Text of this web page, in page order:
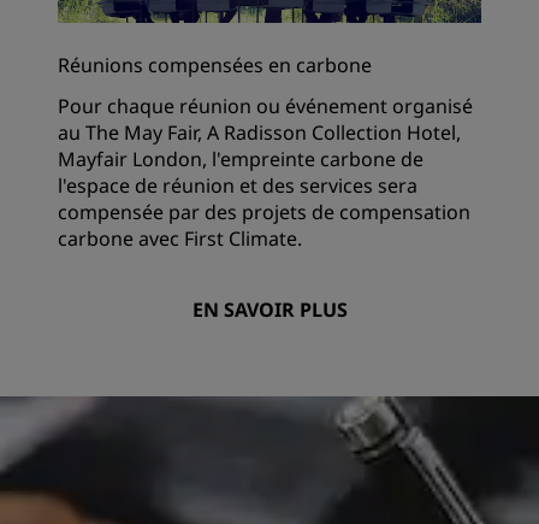
Réunions compensées en carbone
Pour chaque réunion ou événement organisé
au The May Fair, A Radisson Collection Hotel,
Mayfair London, l'empreinte carbone de
l'espace de réunion et des services sera
compensée par des projets de compensation
carbone avec First Climate.
EN SAVOIR PLUS